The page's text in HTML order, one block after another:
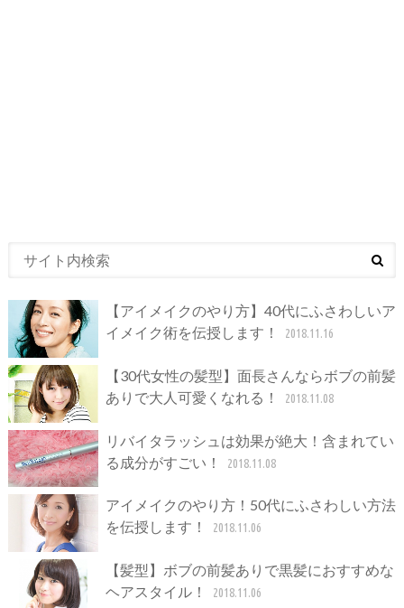
【アイメイクのやり方】40代にふさわしいア
イメイク術を伝授します！
2018.11.16
【30代女性の髪型】面長さんならボブの前髪
ありで大人可愛くなれる！
2018.11.08
リバイタラッシュは効果が絶大！含まれてい
る成分がすごい！
2018.11.08
アイメイクのやり方！50代にふさわしい方法
を伝授します！
2018.11.06
【髪型】ボブの前髪ありで黒髪におすすめな
ヘアスタイル！
2018.11.06